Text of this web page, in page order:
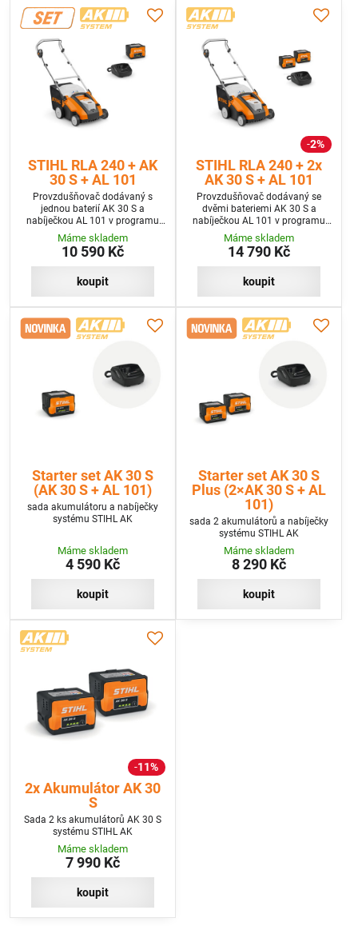
STIHL RLA 240 + AK
30 S + AL 101
Provzdušňovač dodávaný s
jednou baterií AK 30 S a
nabíječkou AL 101 v programu
SET
Máme skladem
10 590 Kč
koupit
2%
STIHL RLA 240 + 2x
AK 30 S + AL 101
Provzdušňovač dodávaný se
dvěmi bateriemi AK 30 S a
nabíječkou AL 101 v programu
SET Plus
Máme skladem
14 790 Kč
koupit
Starter set AK 30 S
(AK 30 S + AL 101)
sada akumulátoru a nabíječky
systému STIHL AK
Máme skladem
4 590 Kč
koupit
Starter set AK 30 S
Plus (2×AK 30 S + AL
101)
sada 2 akumulátorů a nabíječky
systému STIHL AK
Máme skladem
8 290 Kč
koupit
11%
2x Akumulátor AK 30
S
Sada 2 ks akumulátorů AK 30 S
systému STIHL AK
Máme skladem
7 990 Kč
koupit